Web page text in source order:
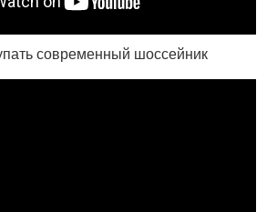
современный шоссейник